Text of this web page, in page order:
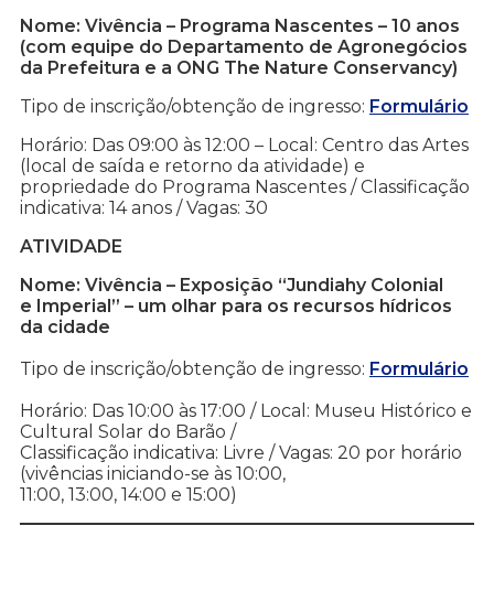
Nome: Vivência – Programa Nascentes – 10 anos
(com equipe do Departamento de Agronegócios
da Prefeitura e a ONG The Nature Conservancy)
Tipo de inscrição/obtenção de ingresso: Formulário
Horário: Das 09:00 às 12:00 – Local: Centro das Artes
(local de saída e retorno da atividade) e
propriedade do Programa Nascentes / Classificação
indicativa: 14 anos / Vagas: 30
ATIVIDADE
Nome: Vivência – Exposição “Jundiahy Colonial
e Imperial” – um olhar para os recursos hídricos
da cidade
Tipo de inscrição/obtenção de ingresso: Formulário
Horário: Das 10:00 às 17:00 / Local: Museu Histórico e
Cultural Solar do Barão /
Classificação indicativa: Livre / Vagas: 20 por horário
(vivências iniciando-se às 10:00,
11:00, 13:00, 14:00 e 15:00)